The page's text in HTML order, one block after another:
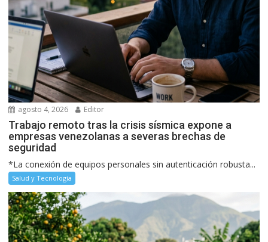
agosto 4, 2026 Editor
Trabajo remoto tras la crisis sísmica expone a
empresas venezolanas a severas brechas de
seguridad
*La conexión de equipos personales sin autenticación robusta...
Salud y Tecnología